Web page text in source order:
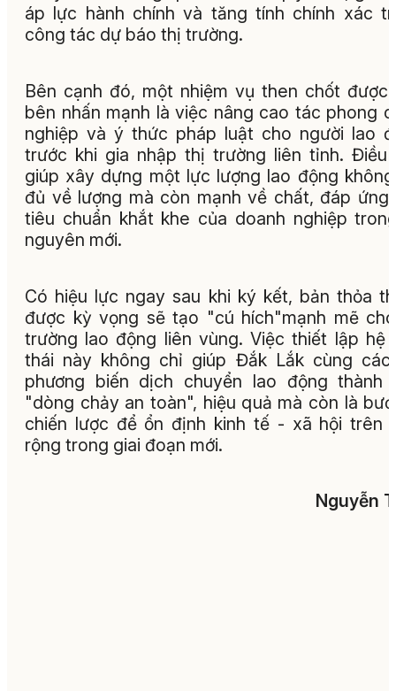
áp lực hành chính và tăng tính chính xác
công tác dự báo thị trường.
Bên cạnh đó, một nhiệm vụ then chốt được
bên nhấn mạnh là việc nâng cao tác phong
nghiệp và ý thức pháp luật cho người lao
trước khi gia nhập thị trường liên tỉnh. Điều
giúp xây dựng một lực lượng lao động
đủ về lượng mà còn mạnh về chất, đáp ứng
tiêu chuẩn khắt khe của doanh nghiệp
nguyên mới.
Có hiệu lực ngay sau khi ký kết, bản thỏa
được kỳ vọng sẽ tạo "cú hích"mạnh mẽ
trường lao động liên vùng. Việc thiết lập hệ
thái này không chỉ giúp Đắk Lắk cùng
phương biến dịch chuyển lao động thành
"dòng chảy an toàn", hiệu quả mà còn là
chiến lược để ổn định kinh tế - xã hội trên
rộng trong giai đoạn mới.
Nguyễn